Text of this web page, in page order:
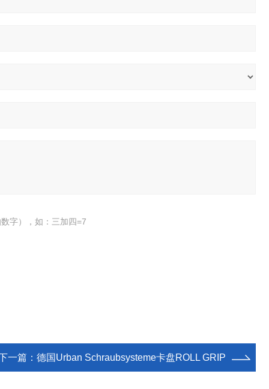
字），如：三加四=7
一篇： 德国Urban Schraubsysteme卡盘ROLL GRIP